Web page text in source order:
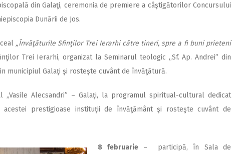
din Galaţi, ceremonia de premiere a câştigătorilor Concursului
Dunării de Jos.
„Învăţăturile Sfinţilor Trei Ierarhi către tineri, spre a fi buni prieteni
Trei Ierarhi, organizat la Seminarul teologic ,,Sf. Ap. Andrei” din
municipiul Galaţi şi rosteşte cuvânt de învăţătură.
,,Vasile Alecsandri” – Galaţi, la programul spiritual-cultural dedicat
prestigioase instituţii de învăţământ şi rosteşte cuvânt de
8 februarie – participă, în Sala de